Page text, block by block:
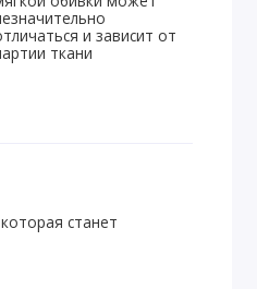
и зависит от
ткани
станет